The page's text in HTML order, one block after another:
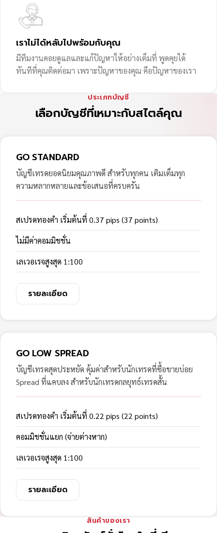
เราไม่ได้หลับไปพร้อมกับคุณ
มีทีมงานคอยดูแลและแก้ปัญหาให้อย่างเต็มที่ พูดคุยได้
ทันทีที่คุณติดต่อมา เพราะปัญหาของคุณ คือปัญหาของเรา
ประเภทบัญชี
เลือกบัญชีที่เหมาะกับสไตล์คุณ
GO STANDARD
บัญชีเทรดยอดนิยมคุณภาพดี สำหรับทุกคน เติมเต็มทุก
ความหลากหลายและข้อเสนอที่ครบครัน
สเปรดทองคำ เริ่มต้นที่ 0.37 pips (37 points)
ไม่มีค่าคอมมิชชั่น
เลเวอเรจสูงสุด 1:100
รายละเอียด
GO LOW SPREAD
บัญชีเทรดสุดประหยัด คุ้มค่าสำหรับนักเทรดที่ซื้อขายบ่อย
Spread ที่แคบลง สำหรับนักเทรดกลยุทธ์เทรดสั้น
สเปรดทองคำ เริ่มต้นที่ 0.22 pips (22 points)
คอมมิชชั่นแยก (จ่ายต่างหาก)
เลเวอเรจสูงสุด 1:100
รายละเอียด
สินค้าของเรา